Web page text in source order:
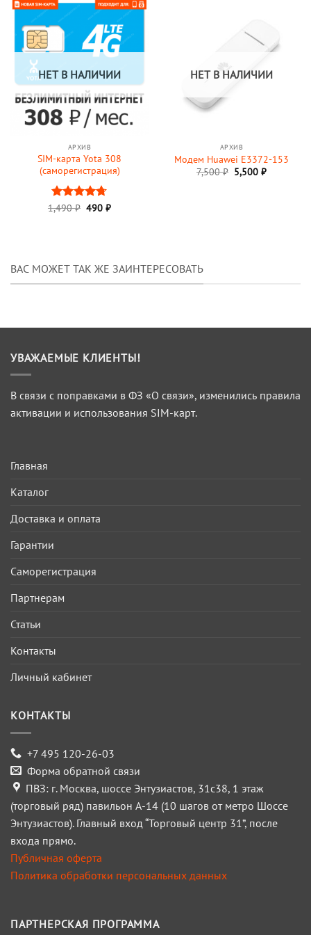
НЕТ В НАЛИЧИИ
АРХИВ
SIM-карта Yota 308
(саморегистрация)
Оценка
1,490₽ Первоначальная
490₽Текущая
НЕТ В НАЛИЧИИ
АРХИВ
Модем Huawei E3372-153
7,500₽ 5,500₽
ВАС МОЖЕТ ТАК ЖЕ ЗАИНТЕРЕСОВАТЬ
УВАЖАЕМЫЕ КЛИЕНТЫ!
В связи с поправками в ФЗ «О связи», изменились правила
активации и использования SIM-карт.
Главная
Каталог
Доставка и оплата
Гарантии
Саморегистрация
Партнерам
Статьи
Контакты
Личный кабинет
КОНТАКТЫ
+7 495 120-26-03
Форма обратной связи
ПВЗ: г. Москва, шоссе Энтузиастов, 31с38, 1 этаж
(торговый ряд) павильон А-14 (10 шагов от метро Шоссе
Энтузиастов). Главный вход “Торговый центр 31”, после
входа прямо.
Публичная оферта
Политика обработки персональных данных
ПАРТНЕРСКАЯ ПРОГРАММА